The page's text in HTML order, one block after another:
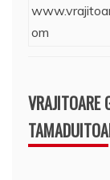
VRAJITOARE